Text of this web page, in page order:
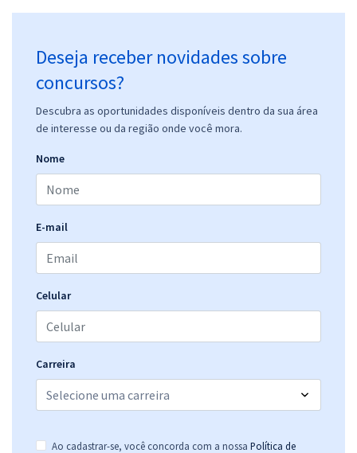
Deseja receber novidades sobre
concursos?
Descubra as oportunidades disponíveis dentro da sua área
de interesse ou da região onde você mora.
Nome
E-mail
Celular
Carreira
Ao cadastrar-se, você concorda com a nossa Política de